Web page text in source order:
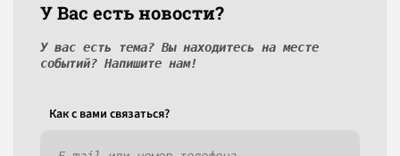
У Вас есть новости?
У вас есть тема? Вы находитесь на месте
событий? Напишите нам!
Как c вами связаться?